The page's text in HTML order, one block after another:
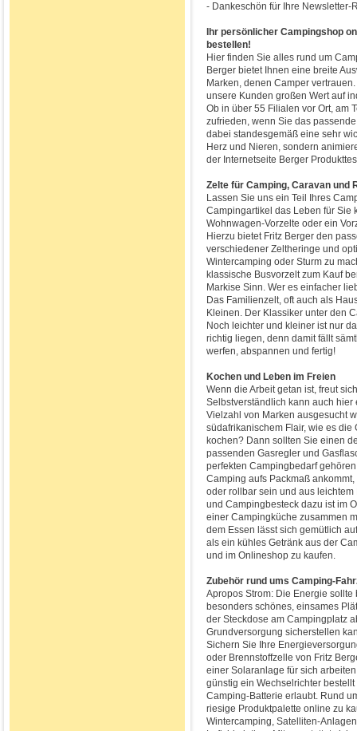
- Dankeschön für Ihre Newsletter-
Ihr persönlicher Campingshop
bestellen!
Hier finden Sie alles rund um
Berger bietet Ihnen eine breite
Marken, denen Camper
unsere Kunden großen Wert auf
Ob in über 55 Filialen vor Ort, am
zufrieden, wenn Sie das
dabei standesgemäß eine sehr
Herz und Nieren, sondern
der Internetseite Berger
Zelte für Camping, Caravan und
Lassen Sie uns ein Teil Ihres
Campingartikel das Leben für Sie
Wohnwagen-Vorzelte oder ein
Hierzu bietet Fritz Berger den
verschiedener Zeltheringe und
Wintercamping oder Sturm zu
klassische Busvorzelt zum Kauf
Markise Sinn. Wer es einfacher
Das Familienzelt, oft auch als
Kleinen. Der Klassiker unter den
Noch leichter und kleiner ist nur
richtig liegen, denn damit fällt
werfen, abspannen und fertig!
Kochen und Leben im Freien
Wenn die Arbeit getan ist, freut
Selbstverständlich kann auch
Vielzahl von Marken ausgesucht
südafrikanischem Flair, wie es
kochen? Dann sollten Sie einen
passenden Gasregler und
perfekten Campingbedarf
Camping aufs Packmaß
oder rollbar sein und aus
und Campingbesteck dazu ist im
einer Campingküche zusammen
dem Essen lässt sich gemütlich
als ein kühles Getränk aus der
und im Onlineshop zu kaufen.
Zubehör rund ums Camping-
Apropos Strom: Die Energie
besonders schönes, einsames
der Steckdose am Campingplatz
Grundversorgung sicherstellen
Sichern Sie Ihre
oder Brennstoffzelle von Fritz
einer Solaranlage für sich
günstig ein Wechselrichter
Camping-Batterie erlaubt. Rund
riesige Produktpalette online zu
Wintercamping, Satelliten-